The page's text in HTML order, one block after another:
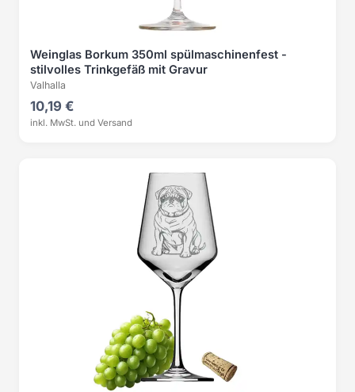
Weinglas Borkum 350ml spülmaschinenfest -
stilvolles Trinkgefäß mit Gravur
Valhalla
10,19 €
inkl. MwSt. und Versand